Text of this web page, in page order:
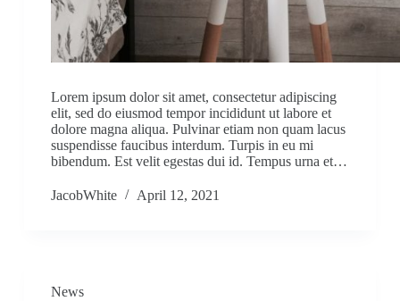
Lorem ipsum dolor sit amet, consectetur adipiscing
elit, sed do eiusmod tempor incididunt ut labore et
dolore magna aliqua. Pulvinar etiam non quam lacus
suspendisse faucibus interdum. Turpis in eu mi
bibendum. Est velit egestas dui id. Tempus urna et…
JacobWhite April 12, 2021
News